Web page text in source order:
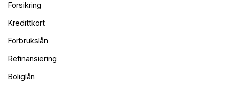
Forsikring
Kredittkort
Forbrukslån
Refinansiering
Boliglån